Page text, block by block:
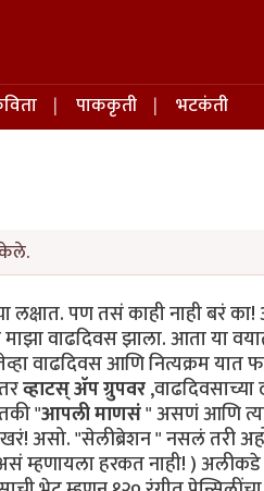
पाककृती
भटकंती
केले.
पण तसं काही नाही बरं का!
माझा‌ वाढदिवस झाला. आता या‌
वाढदिवस आणि नित्यक्रम
व्हाटस् ॲप ग्रुपवर
"आपली माणसं" असणं आणि
खरं! असो. "सेलीब्रेशन " नसलं तरी
म्हणायला हरकत नाही! ) अलीकडे